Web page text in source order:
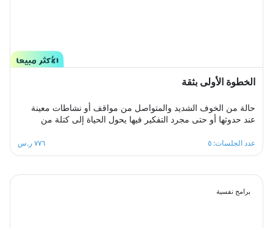
الخطوة الأولى بثقة
حالة من الخوف الشديد والمتواصل من مواقف أو نشاطات معينة
عند حدوثها أو حتى مجرد التفكير فيها يحول الحياة إلى كتلة من
برنامج علاجي سلوكي معرفي مخصص يُحدد بعد الخضوع لجلسة
التقييم الأولى ويتم العلاج فيه عبر جلسات نفسية أسبوعية يتم تجديدها
تخطي أزمتك مع القلق والسيطرة على مخاوفك وأفكارك التسلطية
عن طريق تعديل نمط التفكير ورفع الثقة بالنفس للتغلب على كل
عدد الجلسات: ٥ ٧٧٦ ر.س
برامج نفسية